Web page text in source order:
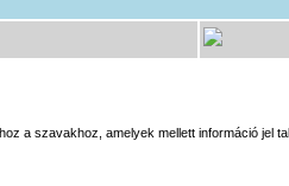
a szavakhoz, amelyek mellett információ jel